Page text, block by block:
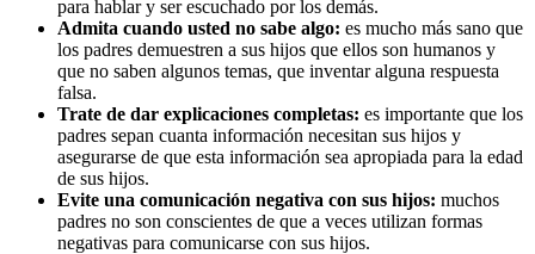
para hablar y ser escuchado por los demás.
Admita cuando usted no sabe algo: es mucho más sano que
los padres demuestren a sus hijos que ellos son humanos y
que no saben algunos temas, que inventar alguna respuesta
falsa.
Trate de dar explicaciones completas: es importante que los
padres sepan cuanta información necesitan sus hijos y
asegurarse de que esta información sea apropiada para la edad
de sus hijos.
Evite una comunicación negativa con sus hijos: muchos
padres no son conscientes de que a veces utilizan formas
negativas para comunicarse con sus hijos.